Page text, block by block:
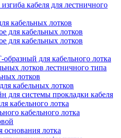
кабеля для лестничного
кабельных лотков
для кабельных лотков
для кабельных лотков
для кабельного лотка
лотков лестничного типа
лотков
кабельных лотков
для системы прокладки кабеля
кабельного лотка
кабельного лотка
основания лотка